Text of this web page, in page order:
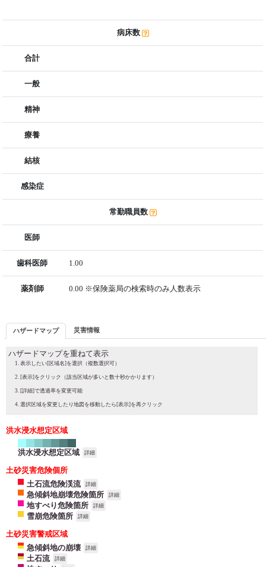
病床数
合計
一般
精神
療養
結核
感染症
常勤職員数
医師
歯科医師 1.00
薬剤師 0.00 ※保険薬局の検索時のみ人数表示
ハザードマップ 災害情報
ハザードマップを重ねて表示
表示したい[区域名]を選択（複数選択可）
[表示]をクリック（該当区域が多いと数十秒かかります）
[詳細]で透過率を変更可能
選択区域を変更したり地図を移動したら[表示]を再クリック
洪水浸水想定区域
洪水浸水想定区域 詳細
土砂災害危険個所
土石流危険渓流
詳細
急傾斜地崩壊危険箇所 詳細
地すべり危険箇所 詳細
雪崩危険箇所 詳細
土砂災害警戒区域
急傾斜地の崩壊
詳細
土石流 詳細